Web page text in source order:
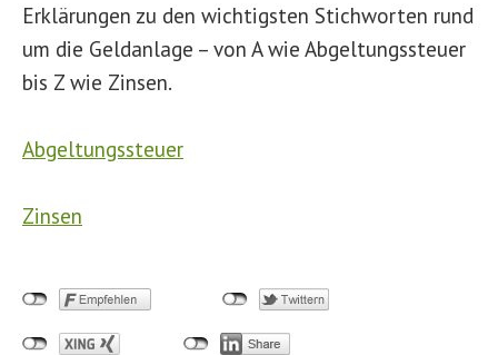
Erklärungen zu den wichtigsten Stichworten rund
um die Geldanlage – von A wie Abgeltungssteuer
bis Z wie Zinsen.
Abgeltungssteuer
Zinsen